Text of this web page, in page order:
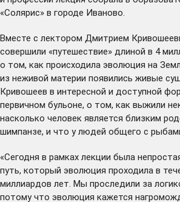
«Солярис» в городе Иваново.
Вместе с лектором Дмитрием
совершили «путешествие» длиной в 4
о том, как происходила эволюция на
из неживой материи появились живые
Кривошеев в интересной и доступной
первичном бульоне, о том, как выжили
насколько человек является близким
шимпанзе, и что у людей общего с
«Сегодня в рамках лекции была
путь, который эволюция проходила в
миллиардов лет. Мы проследили за
потому что эволюция кажется